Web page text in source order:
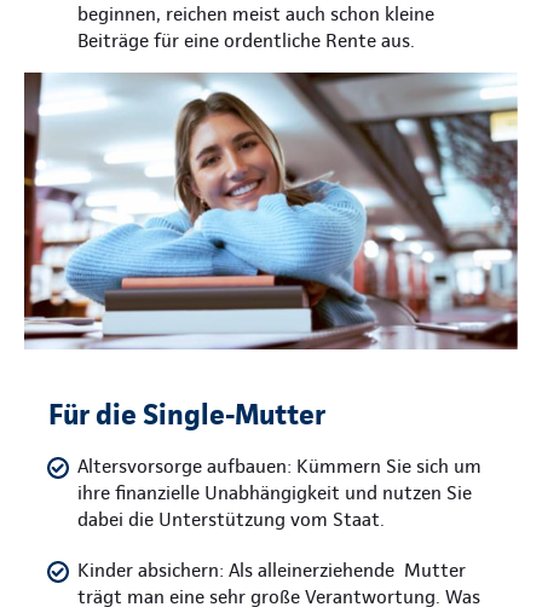
beginnen, reichen meist auch schon kleine
Beiträge für eine ordentliche Rente aus.
Für die Single-Mutter
Altersvorsorge aufbauen: Kümmern Sie sich um
ihre finanzielle Unabhängigkeit und nutzen Sie
dabei die Unterstützung vom Staat.
Kinder absichern: Als alleinerziehende Mutter
trägt man eine sehr große Verantwortung. Was